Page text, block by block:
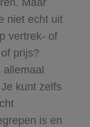
niet echt uit
vertrek- of
prijs?
allemaal
kunt zelfs
is en